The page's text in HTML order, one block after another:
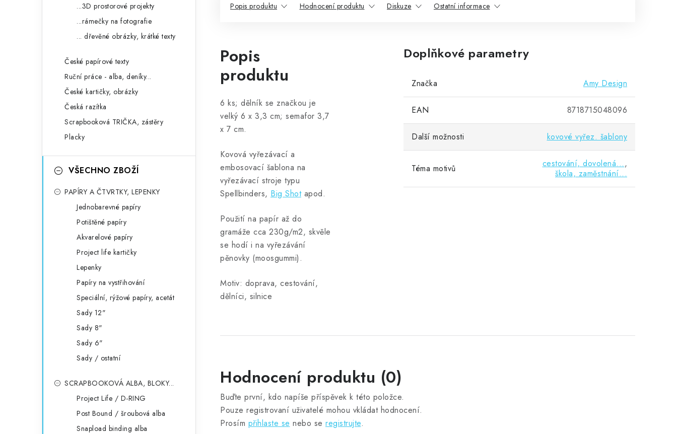
...3D prostorové projekty
...rámečky na fotografie
... dřevěné obrázky, krátké texty
České papírové texty
Ruční práce - alba, deníky...
České kartičky, obrázky
Česká razítka
Scrapbooková TRIČKA, zástěry
Placky
VŠECHNO ZBOŽÍ
PAPÍRY A ČTVRTKY, LEPENKY
Jednobarevné papíry
Potištěné papíry
Akvarelové papíry
Project life kartičky
Lepenky
Papíry na vystřihování
Speciální, rýžové papíry, acetát
Sady 12"
Sady 8"
Sady 6"
Sady / ostatní
SCRAPBOOKOVÁ ALBA, BLOKY...
Project Life / D-RING
Post Bound / šroubová alba
Snapload binding alba
Popis produktu Hodnocení produktu Diskuze Ostatní informace
Popis
produktu
6 ks; dělník se značkou je
velký 6 x 3,3 cm; semafor 3,7
x 7 cm.
Kovová vyřezávací a
embosovací šablona na
vyřezávací stroje typu
Spellbinders, Big Shotapod.
Použití na papír až do
gramáže cca 230g/m2, skvěle
se hodí i na vyřezávání
pěnovky (moosgummi).
Motiv: doprava, cestování,
dělníci, silnice
Doplňkové parametry
Značka Amy Design
EAN 8718715048096
Další možnosti kovové vyřez. šablony
Téma motivů cestování, dovolená...,
škola, zaměstnání...
Hodnocení produktu (0)
Buďte první, kdo napíše příspěvek k této položce.
Pouze registrovaní uživatelé mohou vkládat hodnocení.
Prosím přihlaste se nebo se registrujte.